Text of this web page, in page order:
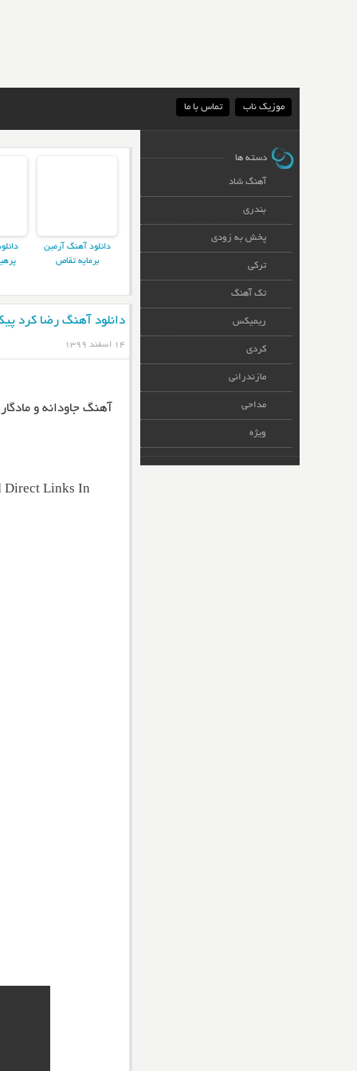
موزیک ناب تماس با ما
دانلود آهنگ آرمین
برمایه تقاص
دانلود آهنگ رضا کرد
۱۴ اسفند ۱۳۹۹
آهنگ جاودانه و
Direct Links In
دسته ها
آهنگ شاد
بندری
پخش به زودی
ترکی
تک آهنگ
ریمیکس
کردی
مازندرانی
مداحی
ویژه